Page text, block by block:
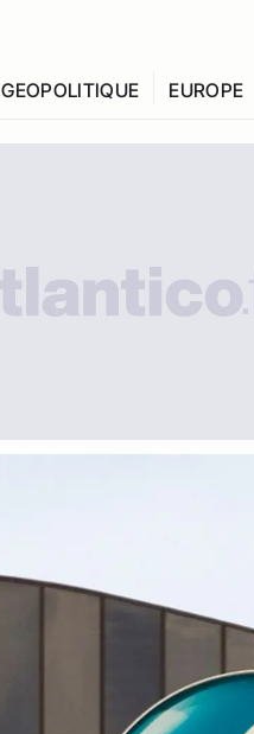
GEOPOLITIQUE EUROPE